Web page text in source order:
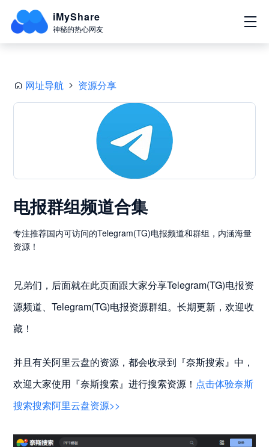
iMyShare
神秘的热心网友
网址导航 资源分享
电报群组频道合集
专注推荐国内可访问的Telegram(TG)电报频道和群组，内涵海量
资源！
兄弟们，后面就在此页面跟大家分享Telegram(TG)电报资
源频道、Telegram(TG)电报资源群组。长期更新，欢迎收
藏！
并且有关阿里云盘的资源，都会收录到『奈斯搜索』中，
欢迎大家使用『奈斯搜索』进行搜索资源！ 点击体验奈斯
搜索搜索阿里云盘资源>>